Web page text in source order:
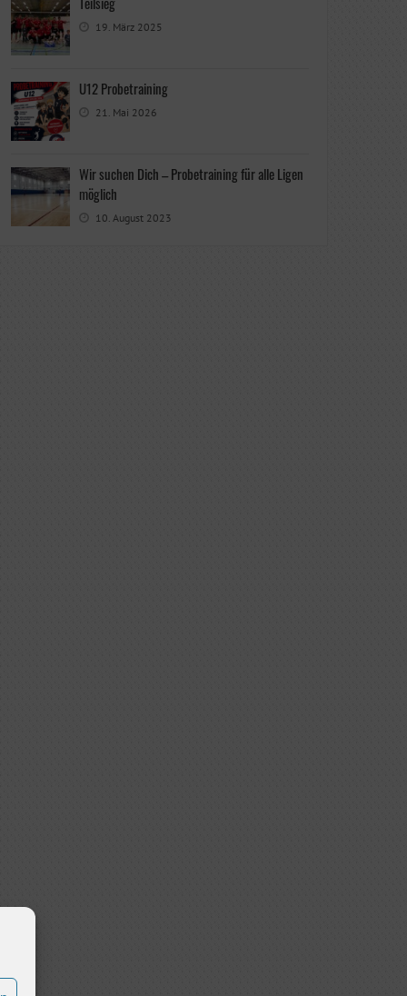
19. März 2025
U12 Probetraining
21. Mai 2026
Wir suchen Dich – Probetraining für alle Ligen
möglich
10. August 2023